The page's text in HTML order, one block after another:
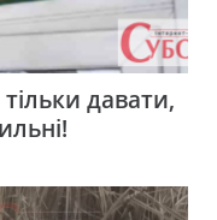
давати,